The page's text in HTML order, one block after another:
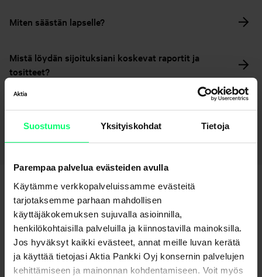
Suostumus Yksityiskohdat Tietoja
Parempaa palvelua evästeiden avulla
Käytämme verkkopalveluissamme evästeitä
tarjotaksemme parhaan mahdollisen
käyttäjäkokemuksen sujuvalla asioinnilla,
henkilökohtaisilla palveluilla ja kiinnostavilla mainoksilla.
Jos hyväksyt kaikki evästeet, annat meille luvan kerätä
ja käyttää tietojasi Aktia Pankki Oyj konsernin palvelujen
kehittämiseen ja mainonnan kohdentamiseen. Voit myös
Miten säästän lapselle?
Mistä löydän sijoituksiani koskevat raportit ja
tositteet?
Palaa sivulle – Säästäminen ja sijoittaminen
Etkö löydä etsimääsi?